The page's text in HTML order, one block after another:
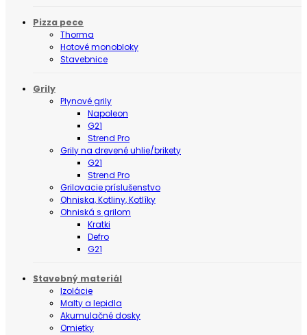
Pizza pece
Thorma
Hotové monobloky
Stavebnice
Grily
Plynové grily
Napoleon
G21
Strend Pro
Grily na drevené uhlie/brikety
G21
Strend Pro
Grilovacie príslušenstvo
Ohniska, Kotliny, Kotlíky
Ohniská s grilom
Kratki
Defro
G21
Stavebný materiál
Izolácie
Malty a lepidla
Akumulačné dosky
Omietky